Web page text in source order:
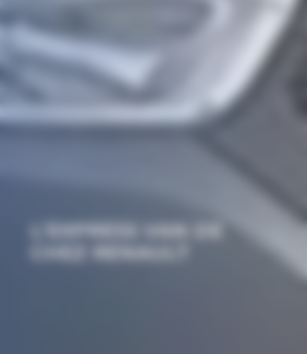
L’EXPRESS VAN DE
CHEZ RENAULT